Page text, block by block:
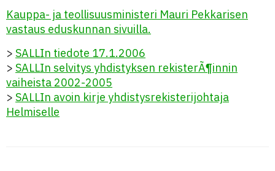
Kauppa- ja teollisuusministeri Mauri Pekkarisen
vastaus eduskunnan sivuilla.
> SALLIn tiedote 17.1.2006
> SALLIn selvitys yhdistyksen rekisterÃ¶innin
vaiheista 2002-2005
> SALLIn avoin kirje yhdistysrekisterijohtaja
Helmiselle